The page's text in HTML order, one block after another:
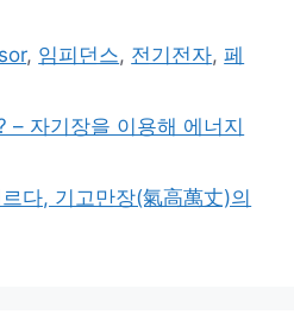
, 임피던스, 전기전자,페
– 자기장을 이용해 에너지
다, 기고만장(氣高萬丈)의